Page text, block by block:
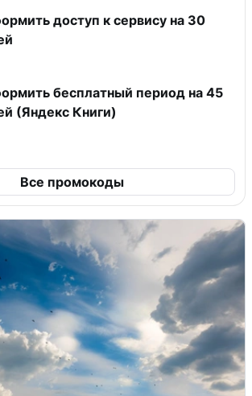
доступ к сервису на 30
бесплатный период на 45
(Яндекс Книги)
Все промокоды